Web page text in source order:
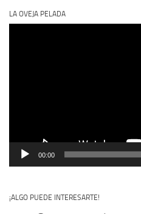
LA OVEJA PELADA
00:00
¡ALGO PUEDE INTERESARTE!